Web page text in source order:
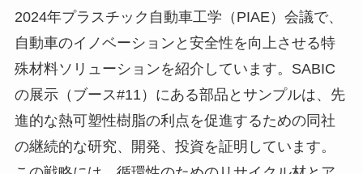
2024年プラスチック自動車工学（PIAE）会議で、
自動車のイノベーションと安全性を向上させる特
殊材料ソリューションを紹介しています。SABIC
の展示（ブース#11）にある部品とサンプルは、先
進的な熱可塑性樹脂の利点を促進するための同社
の継続的な研究、開発、投資を証明しています。